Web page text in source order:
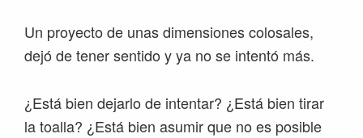
Un proyecto de unas dimensiones colosales,
dejó de tener sentido y ya no se intentó más.
¿Está bien dejarlo de intentar? ¿Está bien tirar
la toalla? ¿Está bien asumir que no es posible